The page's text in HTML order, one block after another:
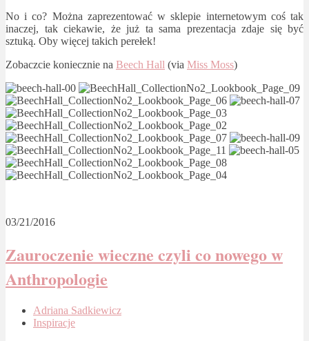
No i co? Można zaprezentować w sklepie internetowym coś tak
inaczej, tak ciekawie, że już ta sama prezentacja zdaje się być
sztuką. Oby więcej takich perełek!
Zobaczcie koniecznie na Beech Hall (via Miss Moss)
03/21/2016
Zauroczenie wieczne czyli co nowego w
Anthropologie
Adriana Sadkiewicz
Inspiracje